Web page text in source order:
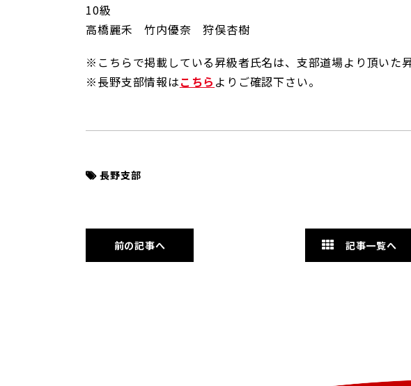
10級
高橋麗禾 竹内優奈 狩俣杏樹
※こちらで掲載している昇級者氏名は、支部道場より頂いた
※長野支部情報はこちら よりご確認下さい。
長野支部
前の記事へ 記事一覧へ